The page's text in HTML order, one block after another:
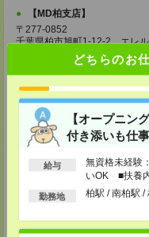
どちらのお
【オープニン
付き添いも仕
給与
無資格未経験
いOK ■扶養
以上
勤務地 柏駅 / 南柏駅 /
【MD柏支店】
〒277-0852
千葉県柏市旭町1-12-2 エレ
TEL：0120514202
担当：採用担当：渡辺
【MD千葉支店】
〒260-0015
千葉県千葉市中央区富士見1-
TEL：0120514202
【MD東京支店】
〒163-0630
東京都新宿区西新宿1-25-1 新
担当：採用担当：三輪